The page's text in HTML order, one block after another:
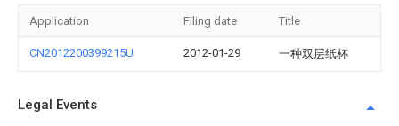
Application Filing date Title
CN2012200399215U 2012-01-29 一种双层纸杯
Legal Events